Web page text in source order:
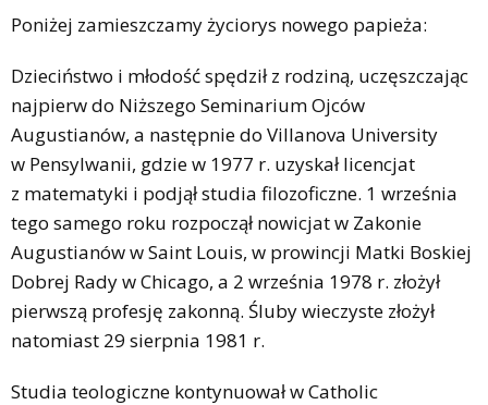
Poniżej zamieszczamy życiorys nowego papieża:
Dzieciństwo i młodość spędził z rodziną, uczęszczając
najpierw do Niższego Seminarium Ojców
Augustianów, a następnie do Villanova University
w Pensylwanii, gdzie w 1977 r. uzyskał licencjat
z matematyki i podjął studia filozoficzne. 1 września
tego samego roku rozpoczął nowicjat w Zakonie
Augustianów w Saint Louis, w prowincji Matki Boskiej
Dobrej Rady w Chicago, a 2 września 1978 r. złożył
pierwszą profesję zakonną. Śluby wieczyste złożył
natomiast 29 sierpnia 1981 r.
Studia teologiczne kontynuował w Catholic